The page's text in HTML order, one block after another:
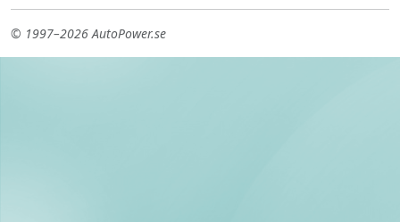
© 1997–2026 AutoPower.se